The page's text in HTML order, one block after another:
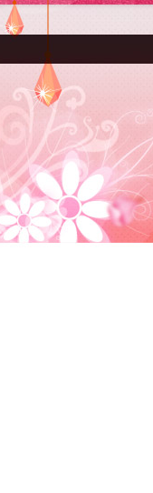
挑選屬於妳自